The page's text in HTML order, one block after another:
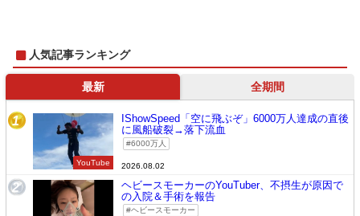
人気記事ランキング
最新 全期間
1
YouTube
IShowSpeed「空に飛ぶぞ」6000万人達成の直後
に風船破裂→落下流血
6000万人
2026.08.02
2
ヘビースモーカーのYouTuber、不摂生が原因で
の入院＆手術を報告
ヘビースモーカー